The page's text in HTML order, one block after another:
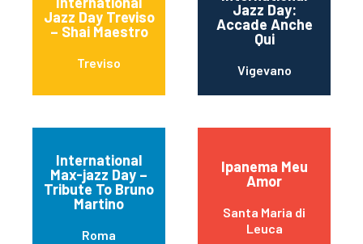
Jazz Day Treviso
– Shai Maestro
Treviso
Jazz Day:
Accade Anche
Qui
Vigevano
International
Max-jazz Day –
Tribute To Bruno
Martino
Roma
Ipanema Meu
Amor
Santa Maria di
Leuca